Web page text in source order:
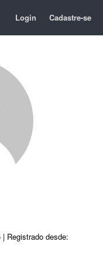
Login Cadastre-se
| Registrado desde: